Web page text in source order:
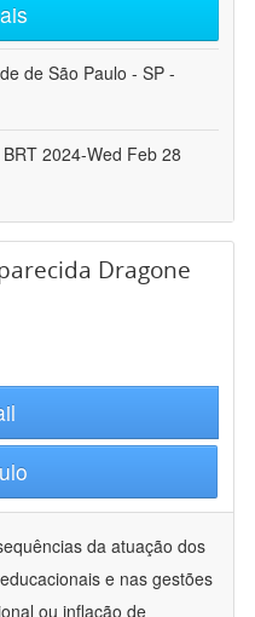
de São Paulo - SP -
2024-Wed Feb 28
Dragone
da atuação dos
e nas gestões
ou inflação de